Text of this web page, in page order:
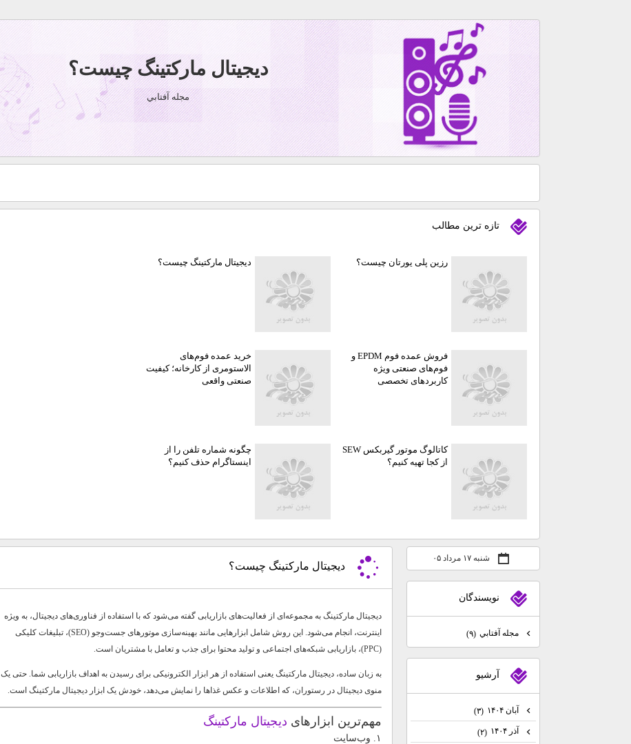
دیجیتال مارکتینگ چیست؟
مجله آفتابي
تازه ترين مطالب
رزین پلی یورتان چیست؟ دیجیتال مارکتینگ چیست؟
فروش عمده فوم EPDM و
فوم‌های صنعتی ویژه
کاربردهای تخصصی
خرید عمده فوم‌های
الاستومری از کارخانه؛ کیفیت
صنعتی واقعی
کاتالوگ موتور گیربکس SEW
از کجا تهیه کنیم؟
چگونه شماره تلفن را از
اینستاگرام حذف کنیم؟
دیجیتال مارکتینگ چیست؟
دیجیتال مارکتینگ به مجموعه‌ای از فعالیت‌های بازاریابی گفته می‌شود که با استفاده از فناوری‌های دیجیتال، به ویژه
اینترنت، انجام می‌شود. این روش شامل ابزارهایی مانند بهینه‌سازی موتورهای جست‌وجو (SEO)، تبلیغات کلیکی
(PPC)، بازاریابی شبکه‌های اجتماعی و تولید محتوا برای جذب و تعامل با مشتریان است.
به زبان ساده، دیجیتال مارکتینگ یعنی استفاده از هر ابزار الکترونیکی برای رسیدن به اهداف بازاریابی شما. حتی یک
منوی دیجیتال در رستوران، که اطلاعات و عکس غذاها را نمایش می‌دهد، خودش یک ابزار دیجیتال مارکتینگ است.
مهم‌ترین ابزارهای دیجیتال مارکتینگ
۱. وب‌سایت
شنبه ۱۷ مرداد ۰۵
نويسندگان
مجله آفتابي (۹)
آرشيو
آبان ۱۴۰۴ (۳)
آذر ۱۴۰۴ (۲)